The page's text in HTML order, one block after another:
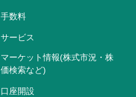
手数料
サービス
マーケット情報(株式市況・株
価検索など)
口座開設